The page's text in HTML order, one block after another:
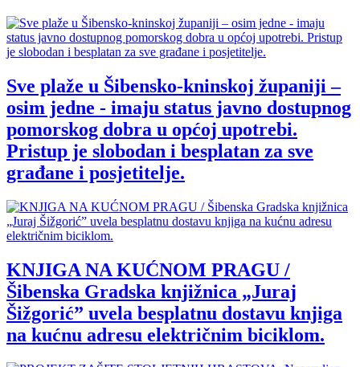
Sve plaže u Šibensko-kninskoj županiji –
osim jedne - imaju status javno dostupnog
pomorskog dobra u općoj upotrebi.
Pristup je slobodan i besplatan za sve
građane i posjetitelje.
KNJIGA NA KUĆNOM PRAGU /
Šibenska Gradska knjižnica „Juraj
Šižgorić” uvela besplatnu dostavu knjiga
na kućnu adresu električnim biciklom.